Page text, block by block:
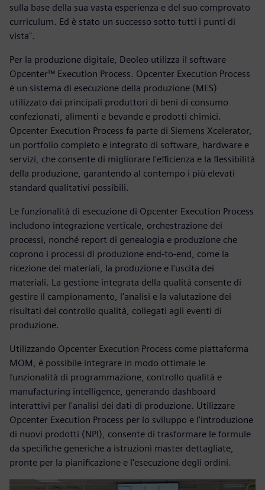
sulla base della sua vasta esperienza e del suo comprovato
curriculum. Ed è stato un successo sotto tutti i punti di
vista".
Per la produzione digitale, Deoleo utilizza il software
Opcenter™ Execution Process. Opcenter Execution Process
è un sistema di esecuzione della produzione (MES)
utilizzato dai principali produttori di beni di consumo
confezionati, alimenti e bevande e prodotti chimici.
Opcenter Execution Process fa parte di Siemens Xcelerator,
un portfolio completo e integrato di software, hardware e
servizi, che consente di migliorare l'efficienza e la flessibilità
della produzione, garantendo al contempo i più elevati
standard qualitativi possibili.
Le funzionalità di esecuzione di Opcenter Execution Process
includono integrazione verticale, orchestrazione dei
processi, nonché report di genealogia e produzione che
coprono i processi di produzione end-to-end, come la
ricezione dei materiali, la produzione e l'uscita dei
materiali. La gestione integrata della qualità consente di
gestire il campionamento, l'analisi e la valutazione dei
risultati del controllo qualità, collegati agli eventi di
produzione.
Utilizzando Opcenter Execution Process come piattaforma
MOM, è possibile integrare in modo ottimale le
funzionalità di programmazione, controllo qualità e
manufacturing intelligence, generando dashboard
interattivi per l'analisi dei dati di produzione. Utilizzare
Opcenter Execution Process per lo sviluppo e l'introduzione
di nuovi prodotti (NPI), consente di trasformare le formule
da specifiche generiche a istruzioni master dettagliate,
pronte per la pianificazione e l'esecuzione degli ordini.